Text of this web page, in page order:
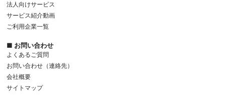
法人向けサービス
サービス紹介動画
ご利用企業一覧
■ お問い合わせ
よくあるご質問
お問い合わせ（連絡先）
会社概要
サイトマップ